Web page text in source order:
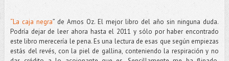
“La caja negra” de Amos Oz. El mejor libro del año sin ninguna duda.
Podría dejar de leer ahora hasta el 2011 y sólo por haber encontrado
este libro merecería le pena. Es una lectura de esas que según empiezas
estás del revés, con la piel de gallina, conteniendo la respiración y no